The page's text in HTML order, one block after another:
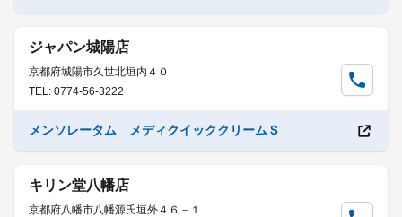
ジャパン城陽店
京都府城陽市久世北垣内４０
TEL: 0774-56-3222
メンソレータム メディクイッククリームＳ
キリン堂八幡店
京都府八幡市八幡源氏垣外４６－１